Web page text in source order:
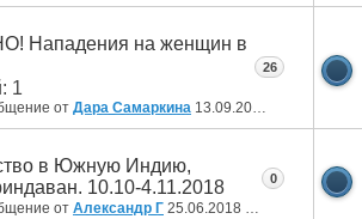
Нападения на женщин в
от Дара Самаркина 13.09.2018
26
в Южную Индию,
10.10-4.11.2018
от Александр Г 25.06.2018 18:07
0